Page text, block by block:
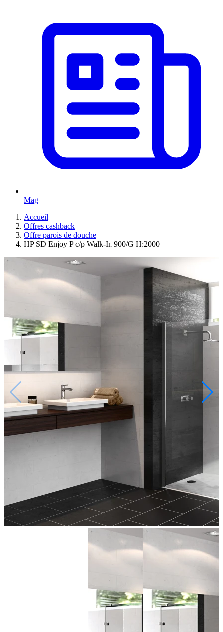
Mag
Accueil
Offres cashback
Offre parois de douche
HP SD Enjoy P c/p Walk-In 900/G H:2000